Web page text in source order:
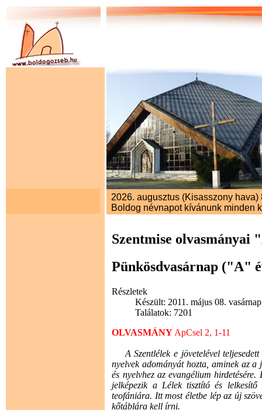
2026. augusztus (Kisasszony hava)
Boldog névnapot kívánunk minden
Szentmise olvasmányai
Pünkösdvasárnap ("A"
Részletek
Készült: 2011. május 08.
Találatok: 7201
OLVASMÁNY ApCsel 2, 1-11
A Szentlélek e jövetelével
nyelvek adományát hozta, aminek az a
és nyelvhez az evangélium
jelképezik a Lélek tisztító és
teofániára. Itt most életbe lép az új
kőtáblára kell írni.